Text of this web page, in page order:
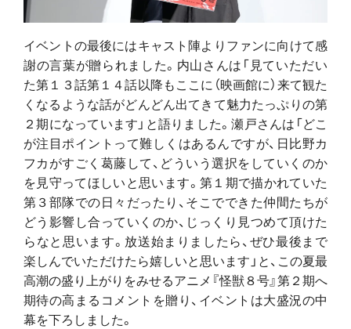
イベントの最後にはキャスト陣よりファンに向けて感
謝の言葉が贈られました。内山さんは「見ていただい
た第１３話第１４話以降もここに（映画館に）来て観た
くなるような話がどんどん出てきて魅力たっぷりの第
２期になっています」と語りました。瀬戸さんは「どこ
が注目ポイントって難しくはあるんですが、日比野カ
フカがすごく葛藤して、どういう選択をしていくのか
を見守ってほしいと思います。第１期で描かれていた
第３部隊での日々だったり、そこでできた仲間たちが
どう影響し合っていくのか、じっくり見つめて頂けた
らなと思います。放送始まりましたら、ぜひ最後まで
楽しんでいただけたら嬉しいと思います」と、この夏最
高潮の盛り上がりをみせるアニメ『怪獣８号』第２期へ
期待の高まるコメントを贈り、イベントは大盛況の中
幕を下ろしました。